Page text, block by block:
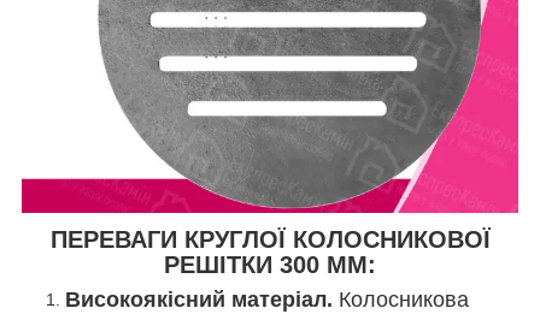
ПЕРЕВАГИ КРУГЛОЇ КОЛОСНИКОВОЇ
РЕШІТКИ 300 MM:
Високоякісний матеріал. Колосникова